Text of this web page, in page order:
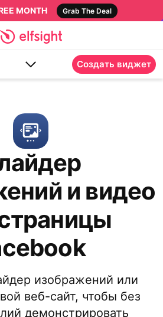
MONTH Grab The Deal
Создать виджет
и видео
изображений или
веб-сайт, чтобы без
демонстрировать